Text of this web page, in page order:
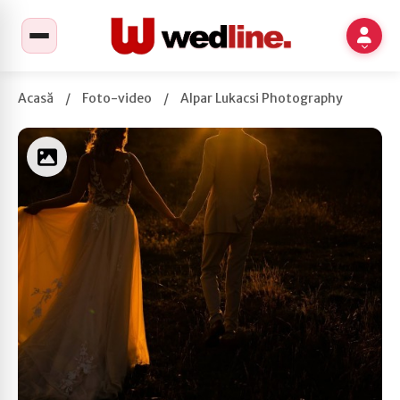
Acasă / Foto-video / Alpar Lukacsi Photography